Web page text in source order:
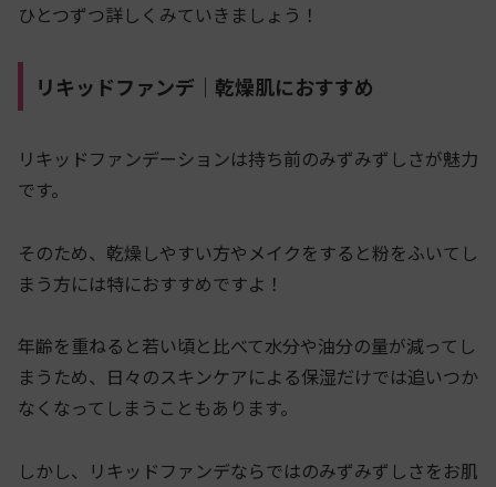
ひとつずつ詳しくみていきましょう！
リキッドファンデ｜乾燥肌におすすめ
リキッドファンデーションは持ち前のみずみずしさが魅力
です。
そのため、乾燥しやすい方やメイクをすると粉をふいてし
まう方には特におすすめですよ！
年齢を重ねると若い頃と比べて水分や油分の量が減ってし
まうため、日々のスキンケアによる保湿だけでは追いつか
なくなってしまうこともあります。
しかし、リキッドファンデならではのみずみずしさをお肌